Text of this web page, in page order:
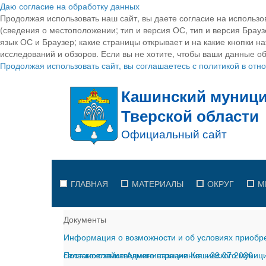
Даю согласие на обработку данных
Продолжая использовать наш сайт, вы даете согласие на
(сведения о местоположении; тип и версия ОС, тип и версия
язык ОС и Браузер; какие страницы открывает и на какие кнопки
исследований и обзоров. Если вы не хотите, чтобы ваши данные
Продолжая использовать сайт, вы соглашаетесь с политикой в
ГЛАВНАЯ МАТЕРИАЛЫ ОКРУГ
Документы
Информация о возможности и об условиях
сельскохозяйственного назначения-29.07.2026
Постановление Администрации Кашинского